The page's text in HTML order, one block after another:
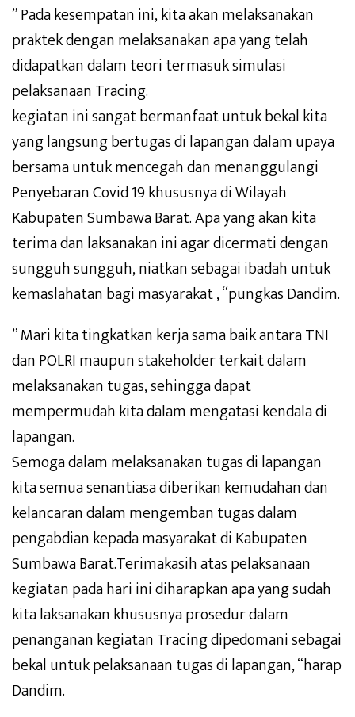
” Pada kesempatan ini, kita akan melaksanakan
praktek dengan melaksanakan apa yang telah
didapatkan dalam teori termasuk simulasi
pelaksanaan Tracing.
kegiatan ini sangat bermanfaat untuk bekal kita
yang langsung bertugas di lapangan dalam upaya
bersama untuk mencegah dan menanggulangi
Penyebaran Covid 19 khususnya di Wilayah
Kabupaten Sumbawa Barat. Apa yang akan kita
terima dan laksanakan ini agar dicermati dengan
sungguh sungguh, niatkan sebagai ibadah untuk
kemaslahatan bagi masyarakat , “pungkas Dandim.
” Mari kita tingkatkan kerja sama baik antara TNI
dan POLRI maupun stakeholder terkait dalam
melaksanakan tugas, sehingga dapat
mempermudah kita dalam mengatasi kendala di
lapangan.
Semoga dalam melaksanakan tugas di lapangan
kita semua senantiasa diberikan kemudahan dan
kelancaran dalam mengemban tugas dalam
pengabdian kepada masyarakat di Kabupaten
Sumbawa Barat.Terimakasih atas pelaksanaan
kegiatan pada hari ini diharapkan apa yang sudah
kita laksanakan khususnya prosedur dalam
penanganan kegiatan Tracing dipedomani sebagai
bekal untuk pelaksanaan tugas di lapangan, “harap
Dandim.